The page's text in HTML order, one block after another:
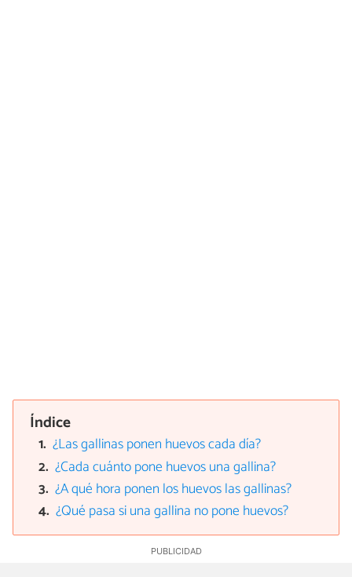
Índice
¿Las gallinas ponen huevos cada día?
¿Cada cuánto pone huevos una gallina?
¿A qué hora ponen los huevos las gallinas?
¿Qué pasa si una gallina no pone huevos?